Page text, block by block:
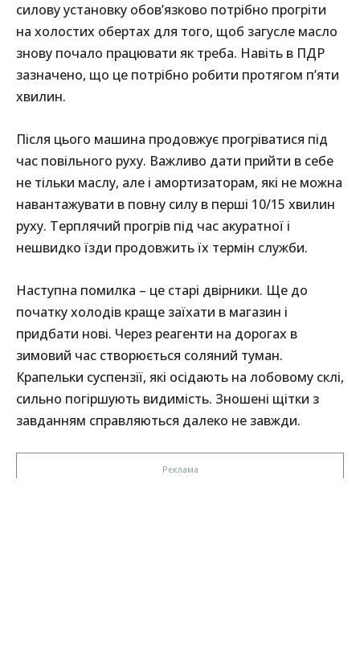
силову установку обов’язково потрібно прогріти
на холостих обертах для того, щоб загусле масло
знову почало працювати як треба. Навіть в ПДР
зазначено, що це потрібно робити протягом п’яти
хвилин.
Після цього машина продовжує прогріватися під
час повільного руху. Важливо дати прийти в себе
не тільки маслу, але і амортизаторам, які не можна
навантажувати в повну силу в перші 10/15 хвилин
руху. Терплячий прогрів під час акуратної і
нешвидко їзди продовжить їх термін служби.
Наступна помилка – це старі двірники. Ще до
початку холодів краще заїхати в магазин і
придбати нові. Через реагенти на дорогах в
зимовий час створюється соляний туман.
Крапельки суспензії, які осідають на лобовому склі,
сильно погіршують видимість. Зношені щітки з
завданням справляються далеко не завжди.